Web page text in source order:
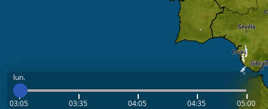
lun.
03:05 03:35 04:05 04:35 05:00